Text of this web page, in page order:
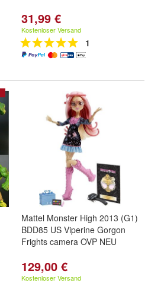
31,99 €
Kostenloser Versand
1
Mattel Monster High 2013 (G1)
BDD85 US Viperine Gorgon
Frights camera OVP NEU
129,00 €
Kostenloser Versand